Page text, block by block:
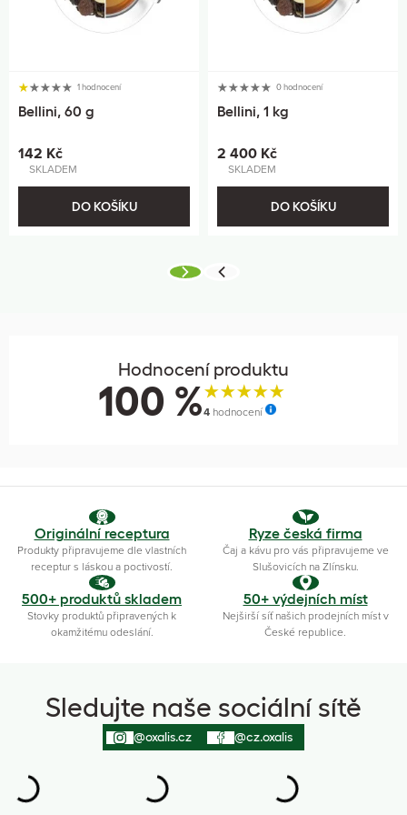
1 hodnocení
Bellini, 60 g
142 Kč
SKLADEM
DO KOŠÍKU
0 hodnocení
Bellini, 1 kg
2 400 Kč
SKLADEM
DO KOŠÍKU
Hodnocení produktu
100 %4 hodnocení
Originální receptura
Produkty připravujeme dle vlastních
receptur s láskou a poctivostí.
Ryze česká firma
Čaj a kávu pro vás připravujeme ve
Slušovicích na Zlínsku.
500+ produktů skladem
Stovky produktů připravených k
okamžitému odeslání.
50+ výdejních míst
Nejširší síť našich prodejních míst v
České republice.
Sledujte naše sociální sítě
@oxalis.cz @cz.oxalis